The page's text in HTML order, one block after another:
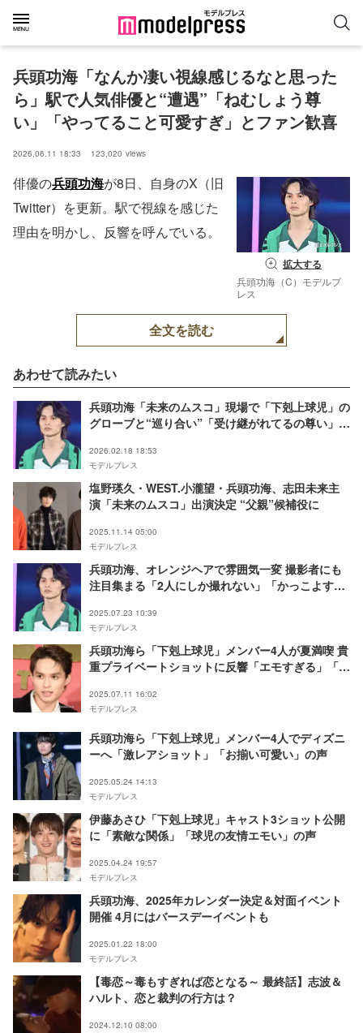
兵頭功海「なんか凄い視線感じるなと思った
ら」駅で人気俳優と“遭遇”「ねむしょう尊
い」「やってること可愛すぎ」とファン歓喜
2026.06.11 18:33 123,020 views
拡大する
兵頭功海（C）モデルプ
レス
俳優の兵頭功海が8日、自身のX（旧
Twitter）を更新。駅で視線を感じた
理由を明かし、反響を呼んでいる。
全文を読む
あわせて読みたい
兵頭功海「未来のムスコ」現場で「下剋上球児」の
グローブと“巡り合い”「受け継がれてるの尊い」
2026.02.18 18:53
モデルプレス
塩野瑛久・WEST.小瀧望・兵頭功海、志田未来主
演「未来のムスコ」出演決定 “父親”候補役に
2025.11.14 05:00
モデルプレス
兵頭功海、オレンジヘアで雰囲気一変 撮影者にも
注目集まる「2人にしか撮れない」「かっこよす
2025.07.23 10:39
モデルプレス
兵頭功海ら「下剋上球児」メンバー4人が夏満喫 貴
重プライベートショットに反響「エモすぎる」「青
2025.07.11 16:02
モデルプレス
兵頭功海ら「下剋上球児」メンバー4人でディズニ
ーへ「激レアショット」「お揃い可愛い」の声
2025.05.24 14:13
モデルプレス
伊藤あさひ「下剋上球児」キャスト3ショット公開
に「素敵な関係」「球児の友情エモい」の声
2025.04.24 19:57
モデルプレス
兵頭功海、2025年カレンダー決定＆対面イベント
開催 4月にはバースデーイベントも
2025.01.22 18:00
モデルプレス
【毒恋～毒もすぎれば恋となる～ 最終話】志波＆
ハルト、恋と裁判の行方は？
2024.12.10 08:00